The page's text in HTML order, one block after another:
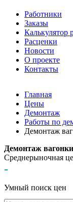
Работники
Заказы
Калькулятор
Расценки
Новости
О проекте
Контакты
Главная
Цены
Демонтаж
Работы по
Демонтаж
Демонтаж
Среднерыночная
-
Умный поиск цен